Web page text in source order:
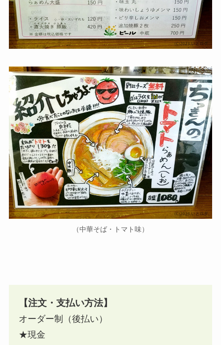
（中華そば・トマト味）
【注文・支払い方法】
オーダー制（後払い）
★現金